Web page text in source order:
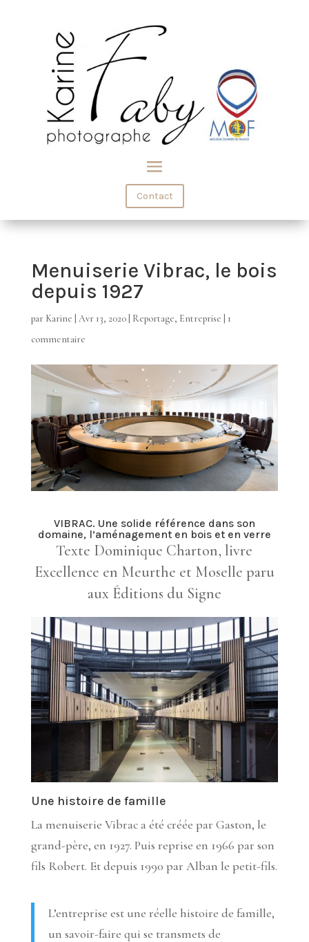
Contact
Menuiserie Vibrac, le bois
depuis 1927
par Karine Avr 13, 2020| Reportage, Entreprise
1
commentaire
VIBRAC. Une solide référence dans son
domaine, l’aménagement en bois et en verre
Texte Dominique Charton, livre
Excellence en Meurthe et Moselle paru
aux Éditions du Signe
Une histoire de famille
La menuiserie Vibrac a été créée par Gaston, le
grand-père, en 1927. Puis reprise en 1966 par son
fils Robert. Et depuis 1990 par Alban le petit-fils.
L’entreprise est une réelle histoire de famille,
un savoir-faire qui se transmets de